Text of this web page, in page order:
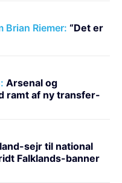
Brian Riemer: “Det er
Arsenal og
ramt af ny transfer-
sejr til national
Falklands-banner